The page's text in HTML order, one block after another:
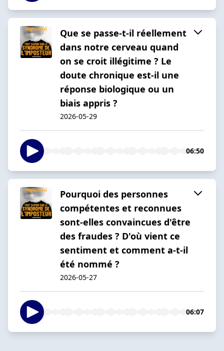
Que se passe-t-il réellement
dans notre cerveau quand
on se croit illégitime ? Le
doute chronique est-il une
réponse biologique ou un
biais appris ?
2026-05-29
06:50
Pourquoi des personnes
compétentes et reconnues
sont-elles convaincues d'être
des fraudes ? D'où vient ce
sentiment et comment a-t-il
été nommé ?
2026-05-27
06:07